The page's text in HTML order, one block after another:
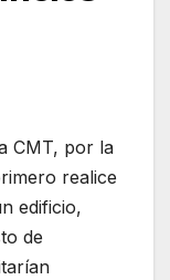
CMT, por la
realice
edificio,
de